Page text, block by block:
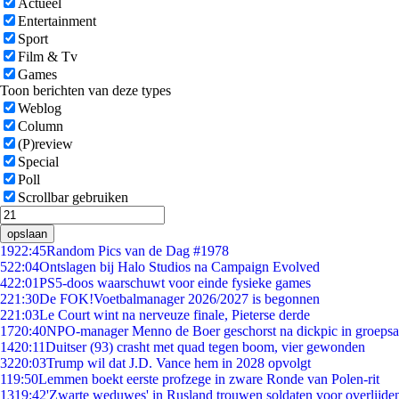
Actueel
Entertainment
Sport
Film & Tv
Games
Toon berichten van deze types
Weblog
Column
(P)review
Special
Poll
Scrollbar gebruiken
opslaan
1922:45Random Pics van de Dag #1978
522:04Ontslagen bij Halo Studios na Campaign Evolved
422:01PS5-doos waarschuwt voor einde fysieke games
221:30De FOK!Voetbalmanager 2026/2027 is begonnen
221:03Le Court wint na nerveuze finale, Pieterse derde
1720:40NPO-manager Menno de Boer geschorst na dickpic in
1420:11Duitser (93) crasht met quad tegen boom, vier gewonden
3220:03Trump wil dat J.D. Vance hem in 2028 opvolgt
119:50Lemmen boekt eerste profzege in zware Ronde van Polen-rit
1319:42'Zwarte weduwes' in Rusland trouwen soldaten voor